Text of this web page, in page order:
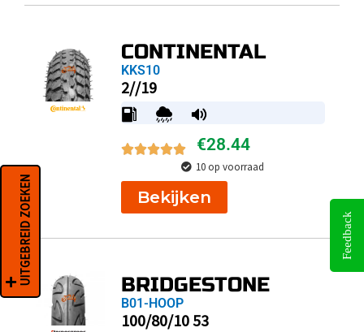
CONTINENTAL
KKS10
2//19
€28.44
10 op voorraad
Bekijken
BRIDGESTONE
B01-HOOP
100/80/10 53
UITGEBREID ZOEKEN Feedback